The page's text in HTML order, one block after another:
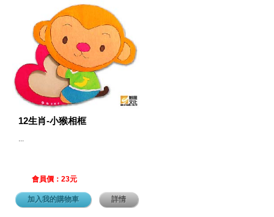
12生肖-小猴相框
...
會員價：23元
加入我的購物車 詳情